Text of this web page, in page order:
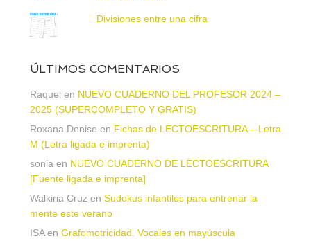
Divisiones entre una cifra
ÚLTIMOS COMENTARIOS
Raquel en NUEVO CUADERNO DEL PROFESOR 2024 –
2025 (SUPERCOMPLETO Y GRATIS)
Roxana Denise en Fichas de LECTOESCRITURA – Letra
M (Letra ligada e imprenta)
sonia en NUEVO CUADERNO DE LECTOESCRITURA
[Fuente ligada e imprenta]
Walkiria Cruz en Sudokus infantiles para entrenar la
mente este verano
ISAen Grafomotricidad. Vocales en mayúscula